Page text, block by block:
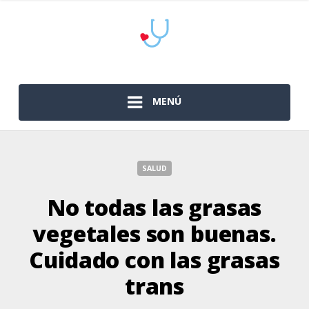
MENÚ
SALUD
No todas las grasas
vegetales son buenas.
Cuidado con las grasas
trans